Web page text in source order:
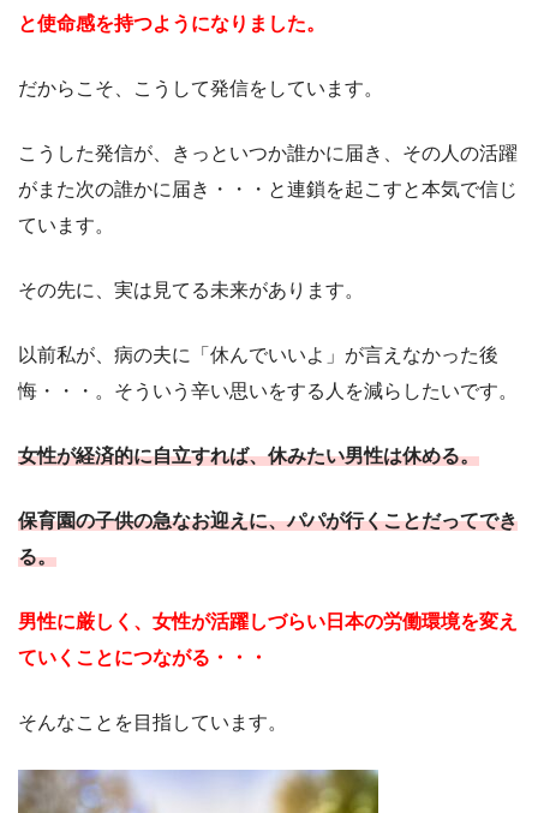
と使命感を持つようになりました。
だからこそ、こうして発信をしています。
こうした発信が、きっといつか誰かに届き、その人の活躍
がまた次の誰かに届き・・・と連鎖を起こすと本気で信じ
ています。
その先に、実は見てる未来があります。
以前私が、病の夫に「休んでいいよ」が言えなかった後
悔・・・。そういう辛い思いをする人を減らしたいです。
女性が経済的に自立すれば、休みたい男性は休める。
保育園の子供の急なお迎えに、パパが行くことだってでき
る。
男性に厳しく、女性が活躍しづらい日本の労働環境を変え
ていくことにつながる・・・
そんなことを目指しています。